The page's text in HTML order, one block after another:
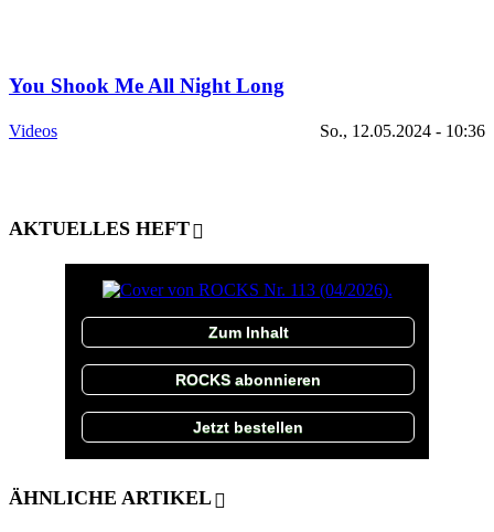
You Shook Me All Night Long
Videos So., 12.05.2024 - 10:36
AKTUELLES HEFT
Zum Inhalt
ROCKS abonnieren
Jetzt bestellen
ÄHNLICHE ARTIKEL